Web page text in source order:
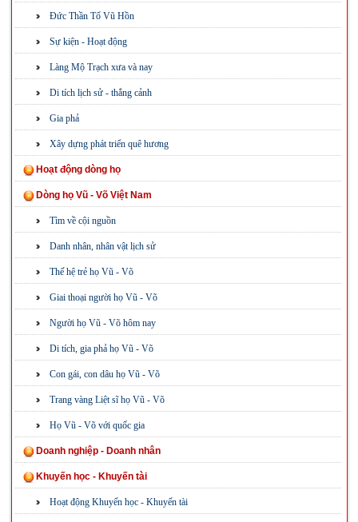
Đức Thần Tổ Vũ Hồn
Sự kiện - Hoạt động
Làng Mộ Trạch xưa và nay
Di tích lịch sử - thắng cảnh
Gia phả
Xây dựng phát triển quê hương
Hoạt động dòng họ
Dòng họ Vũ - Võ Việt Nam
Tìm về cội nguồn
Danh nhân, nhân vật lịch sử
Thế hệ trẻ họ Vũ - Võ
Giai thoại người họ Vũ - Võ
Người họ Vũ - Võ hôm nay
Di tích, gia phả họ Vũ - Võ
Con gái, con dâu họ Vũ - Võ
Trang vàng Liệt sĩ họ Vũ - Võ
Họ Vũ - Võ với quốc gia
Doanh nghiệp - Doanh nhân
Khuyến học - Khuyến tài
Hoạt động Khuyến học - Khuyến tài